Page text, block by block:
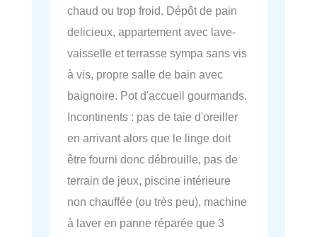
chaud ou trop froid. Dépôt de pain
delicieux, appartement avec lave-
vaisselle et terrasse sympa sans vis
à vis, propre salle de bain avec
baignoire. Pot d'accueil gourmands.
Incontinents : pas de taie d'oreiller
en arrivant alors que le linge doit
être fourni donc débrouille, pas de
terrain de jeux, piscine intérieure
non chauffée (ou très peu), machine
à laver en panne réparée que 3